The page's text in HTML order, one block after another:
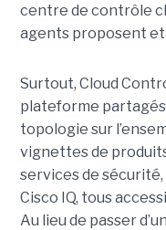
centre de contrôle
agents proposent
Surtout, Cloud
plateforme
topologie sur
vignettes de
services de
Cisco IQ, tous
Au lieu de passer